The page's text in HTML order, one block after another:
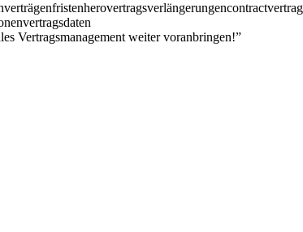
verträgenfristenherovertragsverlängerungencontract
vertragsdaten
Vertragsmanagement weiter voranbringen!”